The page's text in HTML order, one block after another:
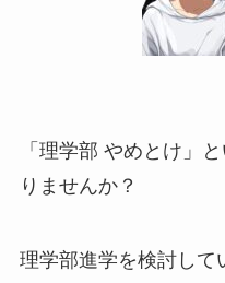
「理学部 やめとけ」
りませんか？
理学部進学を検討して